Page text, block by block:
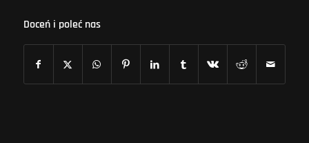
Doceń i poleć nas